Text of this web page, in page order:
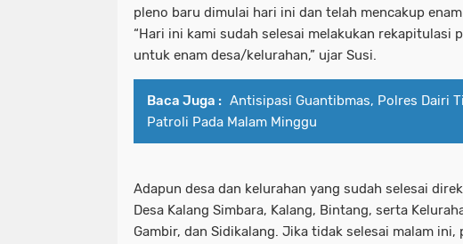
pleno baru dimulai hari ini dan telah mencakup
“Hari ini kami sudah selesai melakukan rekapitulasi
untuk enam desa/kelurahan,” ujar Susi.
Baca Juga : Antisipasi Guantibmas, Polres Dairi
Patroli Pada Malam Minggu
Adapun desa dan kelurahan yang sudah selesai
Desa Kalang Simbara, Kalang, Bintang, serta
Gambir, dan Sidikalang. Jika tidak selesai malam